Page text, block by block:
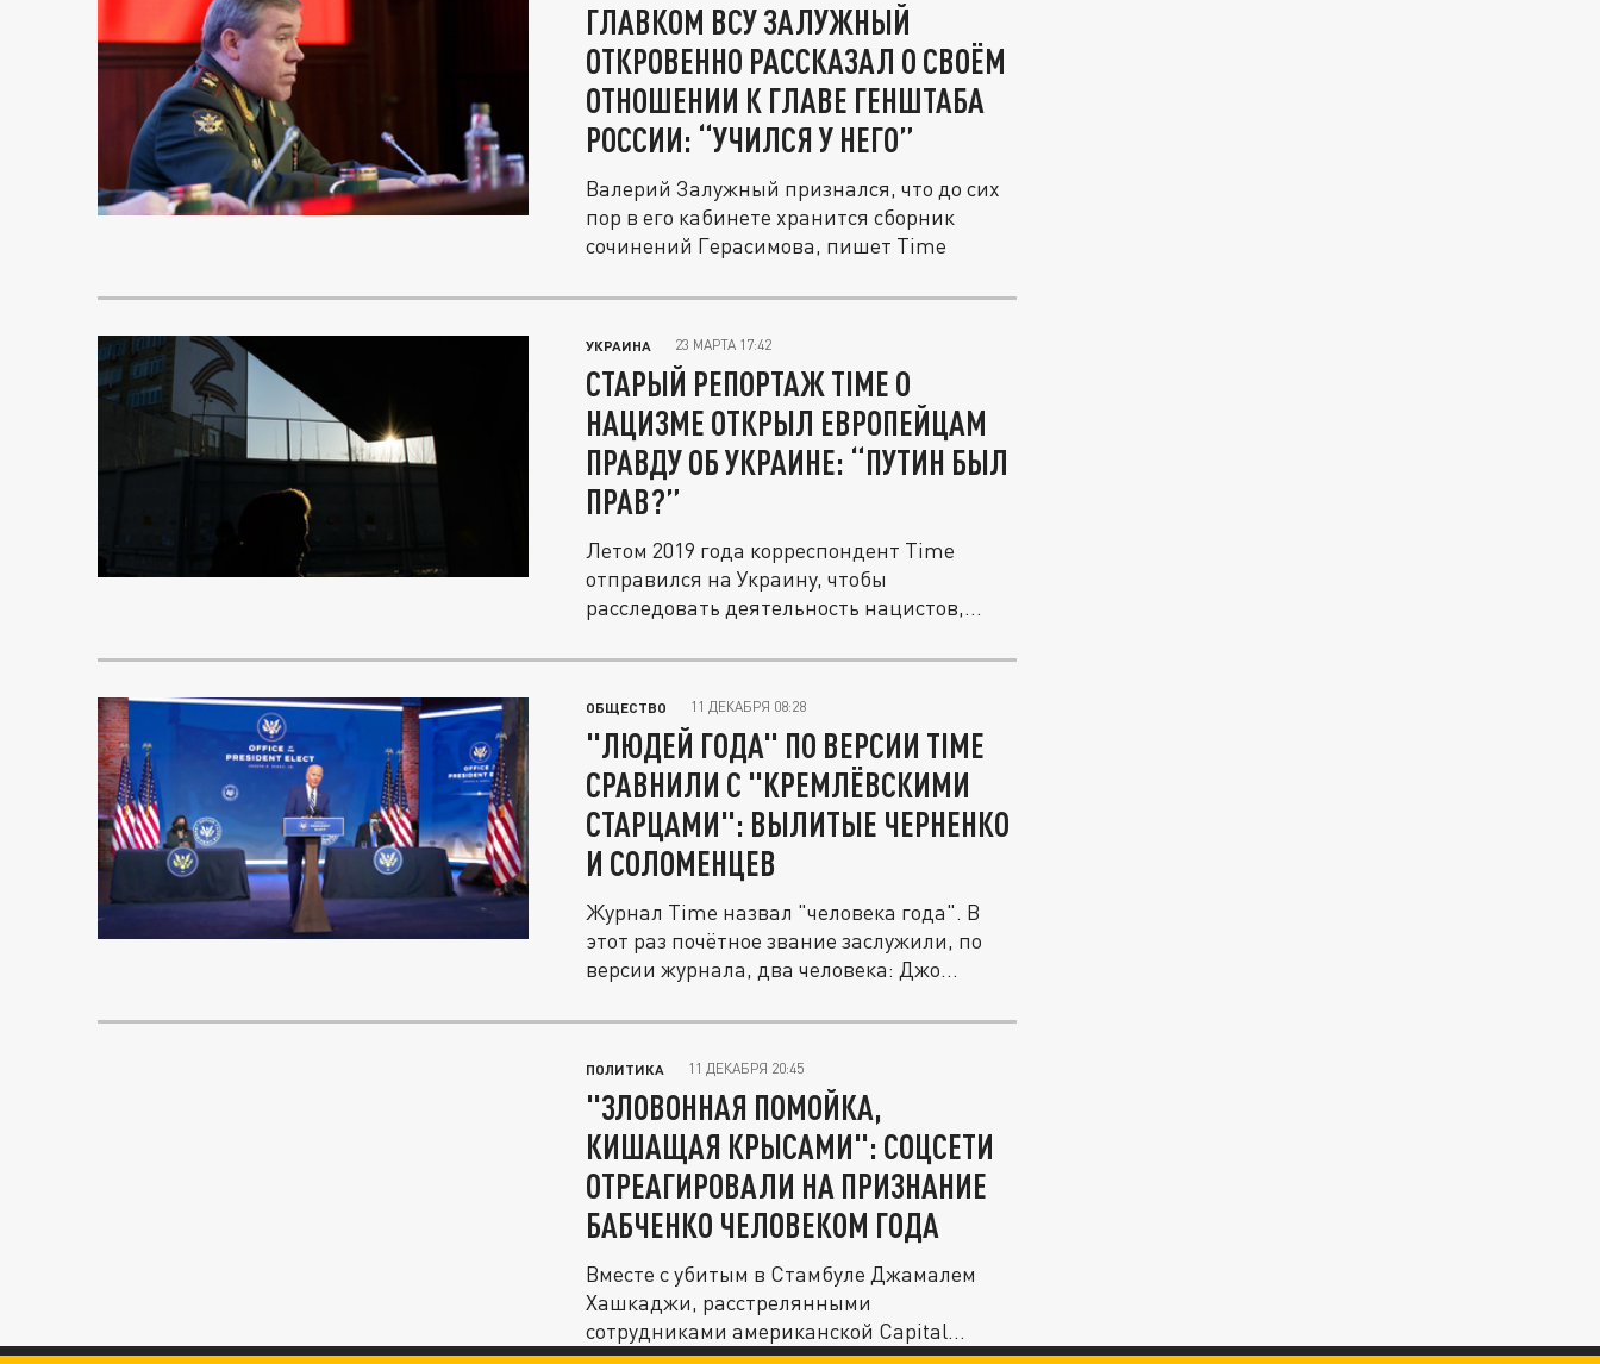
ГЛАВКОМ ВСУ ЗАЛУЖНЫЙ
ОТКРОВЕННО РАССКАЗАЛ О СВОЁМ
ОТНОШЕНИИ К ГЛАВЕ ГЕНШТАБА
РОССИИ: “УЧИЛСЯ У НЕГО”
Валерий Залужный признался, что до сих
пор в его кабинете хранится сборник
сочинений Герасимова, пишет Time
УКРАИНА 23 МАРТА 17:42
СТАРЫЙ РЕПОРТАЖ TIME О
НАЦИЗМЕ ОТКРЫЛ ЕВРОПЕЙЦАМ
ПРАВДУ ОБ УКРАИНЕ: “ПУТИН БЫЛ
ПРАВ?”
Летом 2019 года корреспондент Time
отправился на Украину, чтобы
расследовать деятельность нацистов,
ОБЩЕСТВО 11 ДЕКАБРЯ 08:28
"ЛЮДЕЙ ГОДА" ПО ВЕРСИИ TIME
СРАВНИЛИ С "КРЕМЛЁВСКИМИ
СТАРЦАМИ": ВЫЛИТЫЕ ЧЕРНЕНКО
И СОЛОМЕНЦЕВ
Журнал Time назвал "человека года". В
этот раз почётное звание заслужили, по
версии журнала, два человека: Джо...
ПОЛИТИКА 11 ДЕКАБРЯ 20:45
"ЗЛОВОННАЯ ПОМОЙКА,
КИШАЩАЯ КРЫСАМИ": СОЦСЕТИ
ОТРЕАГИРОВАЛИ НА ПРИЗНАНИЕ
БАБЧЕНКО ЧЕЛОВЕКОМ ГОДА
Вместе с убитым в Стамбуле Джамалем
Хашкаджи, расстрелянными
сотрудниками американской Capital